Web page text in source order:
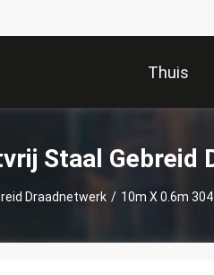
Thuis
Staal Gebreid
Draadnetwerk / 10m X 0.6m